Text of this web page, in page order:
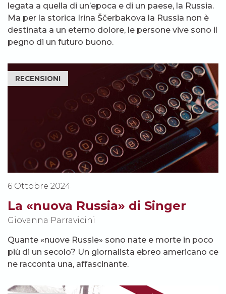
legata a quella di un’epoca e di un paese, la Russia.
Ma per la storica Irina Ščerbakova la Russia non è
destinata a un eterno dolore, le persone vive sono il
pegno di un futuro buono.
RECENSIONI
6 Ottobre 2024
La «nuova Russia» di Singer
Giovanna Parravicini
Quante «nuove Russie» sono nate e morte in poco
più di un secolo? Un giornalista ebreo americano ce
ne racconta una, affascinante.